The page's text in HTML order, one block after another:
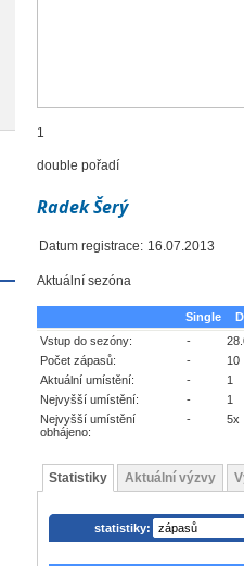
1
double pořadí
Radek Šerý
Datum registrace: 16.07.2013
Aktuální sezóna
Single
Vstup do sezóny:
-
Počet zápasů:
-
10
Aktuální umístění:
-
1
Nejvyšší umístění:
-
1
Nejvyšší umístění
obhájeno:
- 5x
Statistiky Aktuální výzvy
statistiky: